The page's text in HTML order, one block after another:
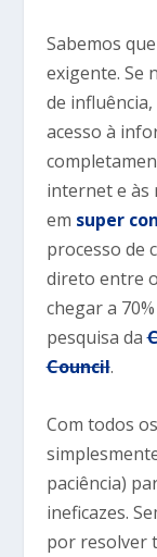
Sabemos
exigente. Se
de
acesso à
internet e às
em super
processo de
direto entre
chegar a
pesquisa da
Council.
Com todos
paciência)
ineficazes.
por resolver